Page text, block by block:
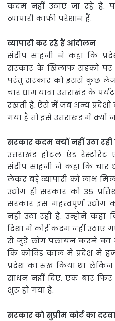
कदम नहीं उठाए जा रहे हैं.
व्यापारी काफी परेशान हैं.
व्यापारी कर रहे हैं आंदोलन
संदीप साहनी ने कहा कि
सरकार के खिलाफ सड़कों
परंतु सरकार को इससे कुछ लेना
चार धाम यात्रा उत्तराखंड के
रखती है. ऐसे में जब अन्य प्रदेशों
गया है तो इसे उत्तराखंड में क्यों
सरकार कदम क्यों नहीं उठा रही
उत्तराखंड होटल एंड
संदीप साहनी ने कहा कि चार
लेकर बड़े व्यापारी को लाभ
उद्योग ही सरकार को 35
सरकार इस महत्वपूर्ण
नहीं उठा रही है. उन्होंने
दिशा में कोई कदम नहीं उठाए
से जुड़े लोग पलायन करने का
कि कोविड काल में प्रदेश में
प्रदेश का रूख किया था
साधन नहीं दिए. एक बार
शुरू हो गया है.
सरकार को सुप्रीम कोर्ट का